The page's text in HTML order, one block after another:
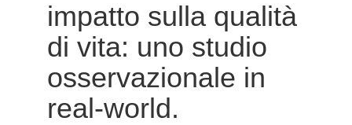
impatto sulla qualità
di vita: uno studio
osservazionale in
real-world.